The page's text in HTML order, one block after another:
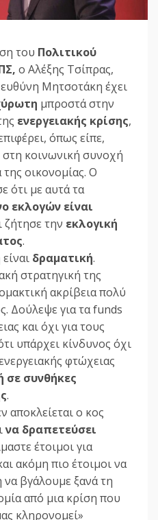
του Πολιτικού
ο Αλέξης Τσίπρας,
Μητσοτάκη έχει
μπροστά στην
ενεργειακής κρίσης,
όπως είπε,
κοινωνική συνοχή
της οικονομίας. Ο
ότι με αυτά τα
εκλογών είναι
ζήτησε την εκλογική
.
είναι δραματική.
στρατηγική της
ακρίβεια πολύ
Δούλεψε για τα funds
και όχι για τους
υπάρχει κίνδυνος όχι
φτώχειας
σε συνθήκες
.
αποκλείεται ο κος
να δραπετεύσει
έτοιμοι για
ακόμη πιο έτοιμοι να
βγάλουμε ξανά τη
από μια κρίση που
κληρονομεί»